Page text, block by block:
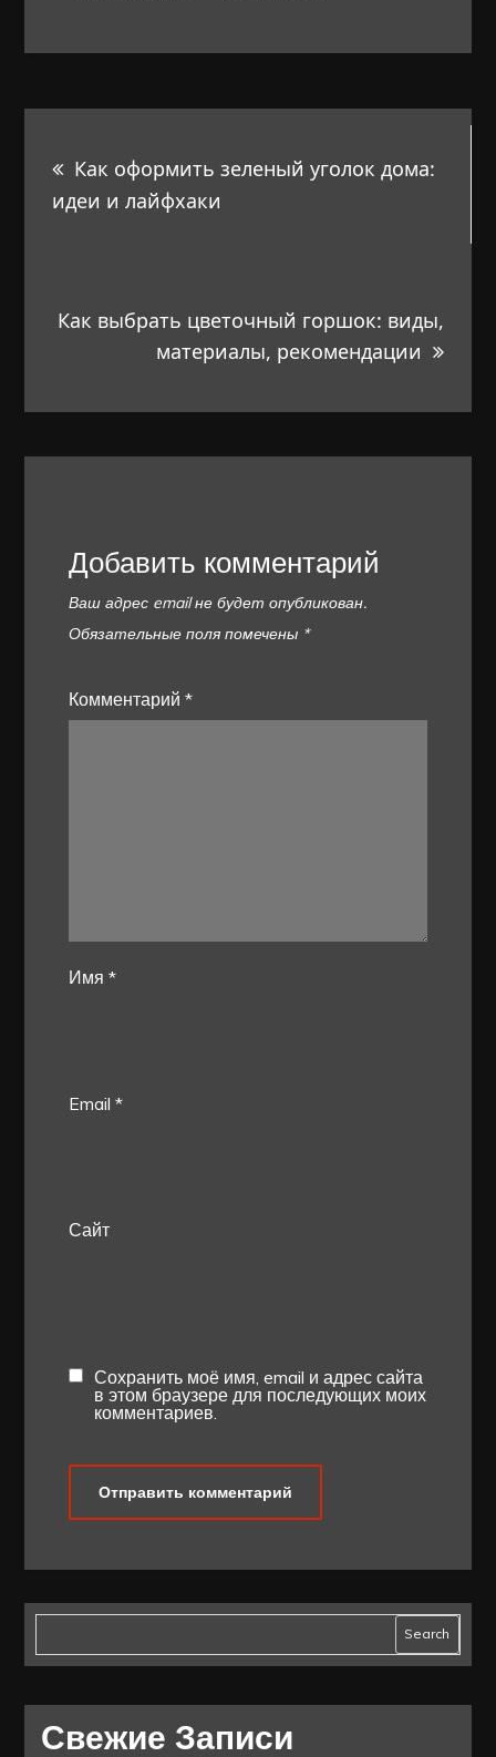
по
Как оформить зеленый уголок дома:
идеи и лайфхаки
Как выбрать цветочный горшок: виды,
материалы, рекомендации
Добавить комментарий
Ваш адрес email не будет опубликован.
Обязательные поля помечены *
Комментарий*
Имя*
Email*
Сайт
Сохранить моё имя, email и адрес сайта
в этом браузере для последующих моих
комментариев.
Search
Свежие Записи